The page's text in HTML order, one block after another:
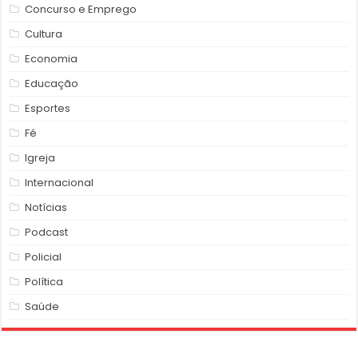
Concurso e Emprego
Cultura
Economia
Educação
Esportes
Fé
Igreja
Internacional
Notícias
Podcast
Policial
Política
Saúde